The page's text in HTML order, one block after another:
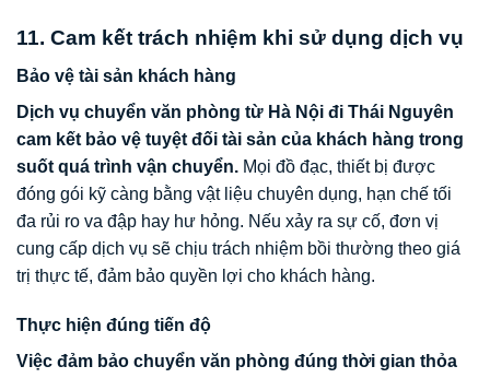
11. Cam kết trách nhiệm khi sử dụng dịch vụ
Bảo vệ tài sản khách hàng
Dịch vụ chuyển văn phòng từ Hà Nội đi Thái Nguyên
cam kết bảo vệ tuyệt đối tài sản của khách hàng trong
suốt quá trình vận chuyển. Mọi đồ đạc, thiết bị được
đóng gói kỹ càng bằng vật liệu chuyên dụng, hạn chế tối
đa rủi ro va đập hay hư hỏng. Nếu xảy ra sự cố, đơn vị
cung cấp dịch vụ sẽ chịu trách nhiệm bồi thường theo giá
trị thực tế, đảm bảo quyền lợi cho khách hàng.
Thực hiện đúng tiến độ
Việc đảm bảo chuyển văn phòng đúng thời gian thỏa